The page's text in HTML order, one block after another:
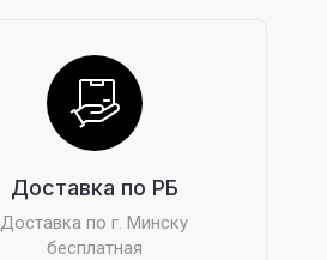
Доставка по РБ
Доставка по г. Минску
бесплатная